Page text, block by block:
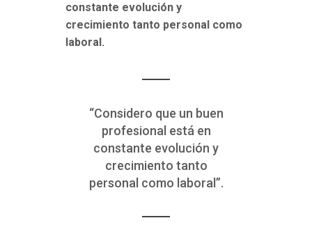
constante evolución y
crecimiento tanto personal como
laboral.
“Considero que un buen
profesional está en
constante evolución y
crecimiento tanto
personal como laboral”.